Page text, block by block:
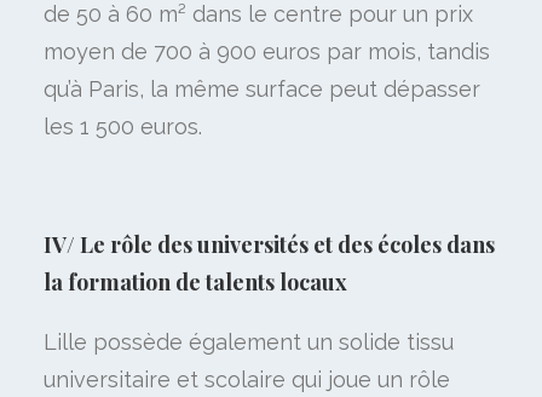
de 50 à 60 m² dans le centre pour un prix
moyen de 700 à 900 euros par mois, tandis
qu’à Paris, la même surface peut dépasser
les 1 500 euros.
IV/ Le rôle des universités et des écoles dans
la formation de talents locaux
Lille possède également un solide tissu
universitaire et scolaire qui joue un rôle